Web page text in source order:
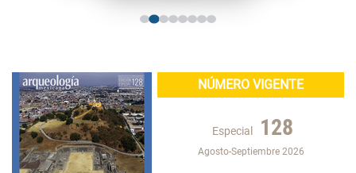
NÚMERO VIGENTE
Especial 128
Agosto-Septiembre 2026